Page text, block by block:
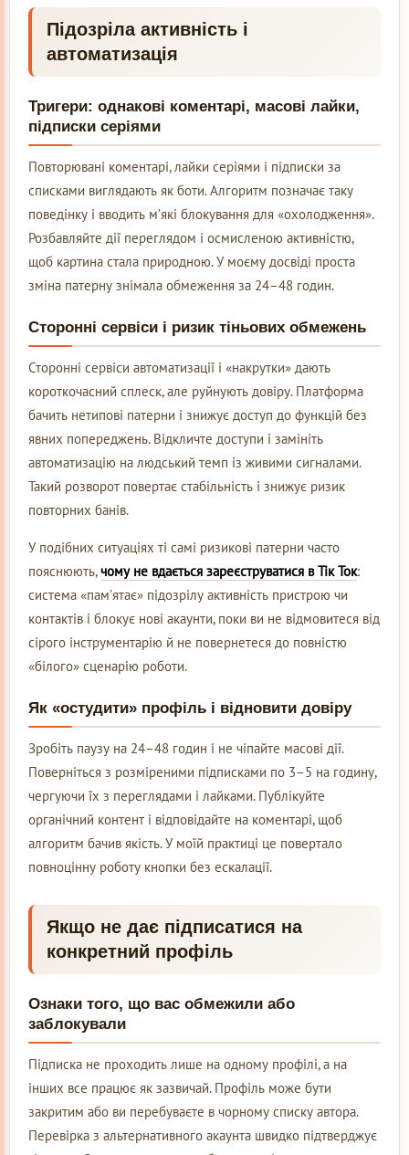
Підозріла активність і
автоматизація
Тригери: однакові коментарі, масові лайки,
підписки серіями
Повторювані коментарі, лайки серіями і підписки за
списками виглядають як боти. Алгоритм позначає таку
поведінку і вводить м’які блокування для «охолодження».
Розбавляйте дії переглядом і осмисленою активністю,
щоб картина стала природною. У моєму досвіді проста
зміна патерну знімала обмеження за 24–48 годин.
Сторонні сервіси і ризик тіньових обмежень
Сторонні сервіси автоматизації і «накрутки» дають
короткочасний сплеск, але руйнують довіру. Платформа
бачить нетипові патерни і знижує доступ до функцій без
явних попереджень. Відкличте доступи і замініть
автоматизацію на людський темп із живими сигналами.
Такий розворот повертає стабільність і знижує ризик
повторних банів.
У подібних ситуаціях ті самі ризикові патерни часто
пояснюють,чому не вдається зареєструватися в Тік Ток:
система «пам’ятає» підозрілу активність пристрою чи
контактів і блокує нові акаунти, поки ви не відмовитеся від
сірого інструментарію й не повернетеся до повністю
«білого» сценарію роботи.
Як «остудити» профіль і відновити довіру
Зробіть паузу на 24–48 годин і не чіпайте масові дії.
Поверніться з розміреними підписками по 3–5 на годину,
чергуючи їх з переглядами і лайками. Публікуйте
органічний контент і відповідайте на коментарі, щоб
алгоритм бачив якість. У моїй практиці це повертало
повноцінну роботу кнопки без ескалації.
Якщо не дає підписатися на
конкретний профіль
Ознаки того, що вас обмежили або
заблокували
Підписка не проходить лише на одному профілі, а на
інших все працює як зазвичай. Профіль може бути
закритим або ви перебуваєте в чорному списку автора.
Перевірка з альтернативного акаунта швидко підтверджує